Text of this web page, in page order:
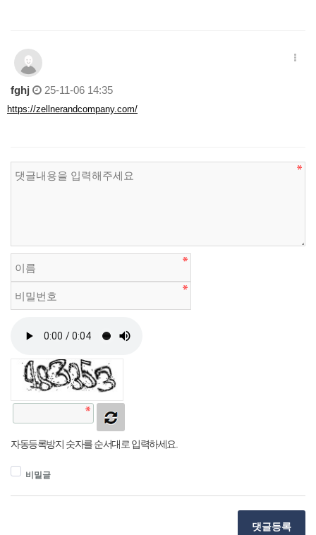
fghj 25-11-06 14:35
https://zellnerandcompany.com/
자동등록방지 숫자를 순서대로 입력하세요.
비밀글
댓글등록